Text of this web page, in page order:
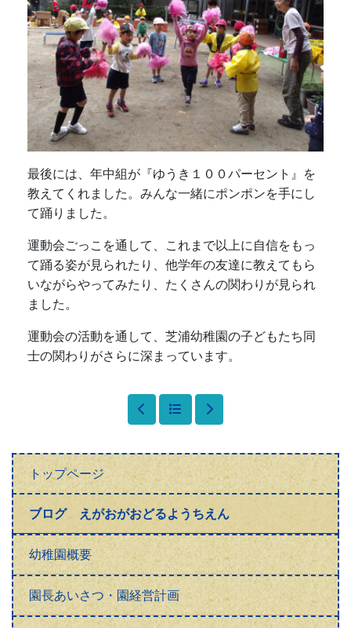
トップページ
ブログ えがおがおどるようちえん
幼稚園概要
園長あいさつ・園経営計画
最後には、年中組が『ゆうき１００パーセント』を
教えてくれました。みんな一緒にポンポンを手にし
て踊りました。
運動会ごっこを通して、これまで以上に自信をもっ
て踊る姿が見られたり、他学年の友達に教えてもら
いながらやってみたり、たくさんの関わりが見られ
ました。
運動会の活動を通して、芝浦幼稚園の子どもたち同
士の関わりがさらに深まっています。